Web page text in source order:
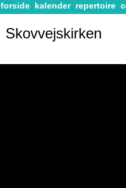
forside kalender repertoire
Skovvejskirken